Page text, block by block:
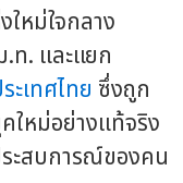
ใหม่ใจกลาง
.ท. และแยก
เทศไทย ซึ่งถูก
ใหม่อย่างแท้จริง
ะสบการณ์ของคน